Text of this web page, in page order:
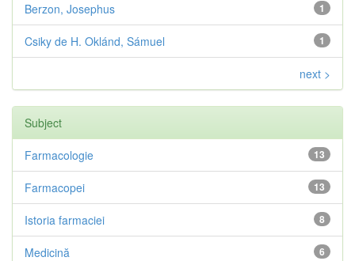
1
Berzon, Josephus
1
Csiky de H. Oklánd, Sámuel
next >
Subject
13
Farmacologie
13
Farmacopei
8
Istoria farmaciei
6
Medicină